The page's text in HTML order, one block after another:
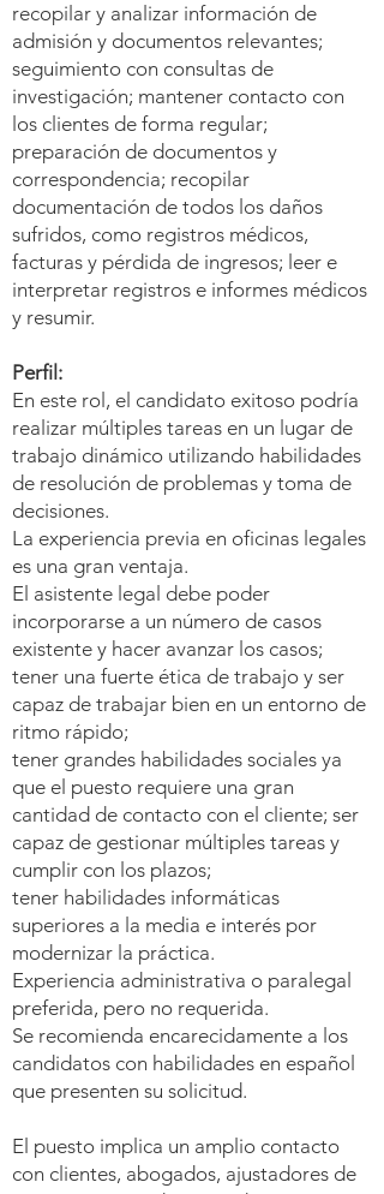
recopilar y analizar información de
admisión y documentos relevantes;
seguimiento con consultas de
investigación; mantener contacto con
los clientes de forma regular;
preparación de documentos y
correspondencia; recopilar
documentación de todos los daños
sufridos, como registros médicos,
facturas y pérdida de ingresos; leer e
interpretar registros e informes médicos
y resumir.
Perfil:
En este rol, el candidato exitoso podría
realizar múltiples tareas en un lugar de
trabajo dinámico utilizando habilidades
de resolución de problemas y toma de
decisiones.
La experiencia previa en oficinas legales
es una gran ventaja.
El asistente legal debe poder
incorporarse a un número de casos
existente y hacer avanzar los casos;
tener una fuerte ética de trabajo y ser
capaz de trabajar bien en un entorno de
ritmo rápido;
tener grandes habilidades sociales ya
que el puesto requiere una gran
cantidad de contacto con el cliente; ser
capaz de gestionar múltiples tareas y
cumplir con los plazos;
tener habilidades informáticas
superiores a la media e interés por
modernizar la práctica.
Experiencia administrativa o paralegal
preferida, pero no requerida.
Se recomienda encarecidamente a los
candidatos con habilidades en español
que presenten su solicitud.
El puesto implica un amplio contacto
con clientes, abogados, ajustadores de